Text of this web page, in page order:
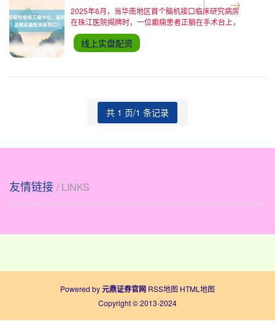
2025年6月，当华南地区首个脑机接口临床研究病房
在珠江医院揭牌时，一位癫痫患者正躺在手术台上，
等待植入一枚硬币大小的芯片。这枚芯片不仅记录着
他的脑电信号，更承载着中国医疗科技突破的希望
——三个月后，
线上实盘配资
共 1 页/1 条记录
友情链接 / LINKS
Powered by元鼎证券官网 RSS地图 HTML地图
Copyright© 2013-2024